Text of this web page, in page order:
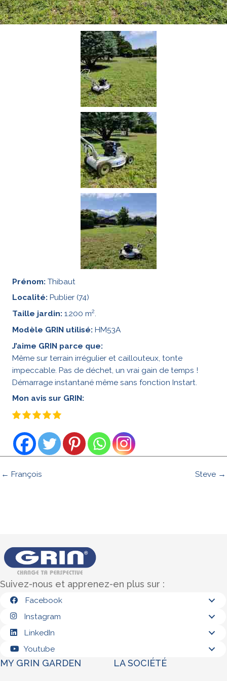
Prénom: Thibaut
Localité: Publier (74)
Taille jardin: 1.200 m2.
Modèle GRIN utilisé: HM53A
J’aime GRIN parce que:
Même sur terrain irrégulier et caillouteux, tonte
impeccable. Pas de déchet, un vrai gain de temps !
Démarrage instantané même sans fonction Instart.
Mon avis sur GRIN:
← François Steve →
Suivez-nous et apprenez-en plus sur :
Facebook
Instagram
LinkedIn
Youtube
MY GRIN GARDEN LA SOCIÉTÉ